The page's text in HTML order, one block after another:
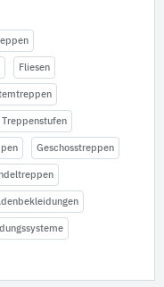
Fliesen
Treppenstufen
Geschosstreppen